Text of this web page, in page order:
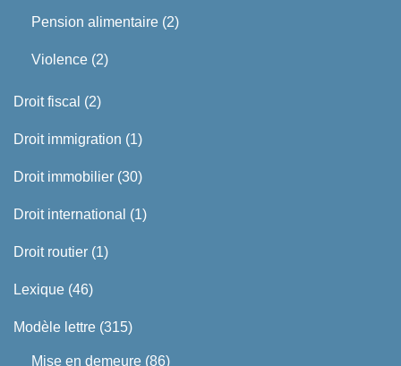
Pension alimentaire (2)
Violence (2)
Droit fiscal (2)
Droit immigration (1)
Droit immobilier (30)
Droit international (1)
Droit routier (1)
Lexique (46)
Modèle lettre (315)
Mise en demeure (86)